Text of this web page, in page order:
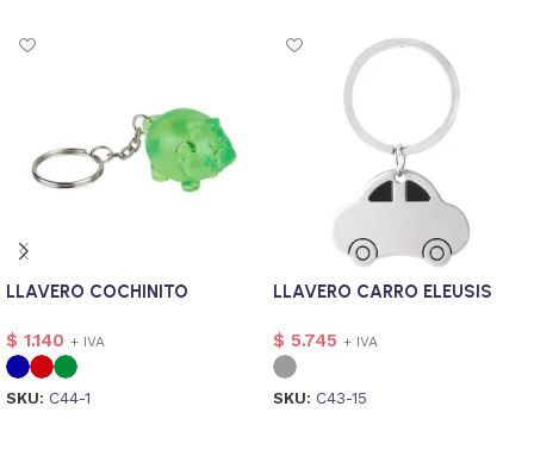
LLAVERO COCHINITO
$ 1.140 + IVA
SKU: C44-1
LLAVERO CARRO ELEUSIS
$ 5.745 + IVA
SKU: C43-15